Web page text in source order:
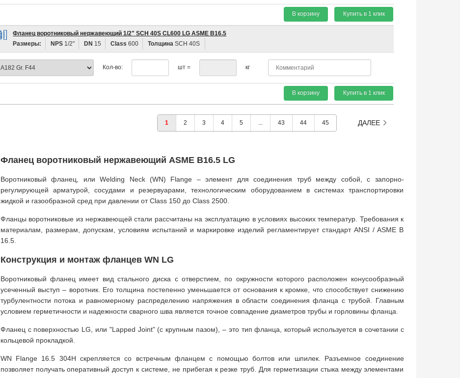
В корзину Купить в 1 клик
Фланец воротниковый нержавеющий 1/2" SCH 40S CL600 LG ASME B16.5
Размеры:
NPS 1/2" DN 15 Class 600 Толщина SCH 40S
Кол-во: шт = кг
В корзину Купить в 1 клик
1 2 3 4 5 ... 43 44 45 ДАЛЕЕ
Фланец воротниковый нержавеющий ASME B16.5 LG
Воротниковый фланец, или Welding Neck (WN) Flange – элемент для соединения труб между собой, с запорно-
регулирующей арматурой, сосудами и резервуарами, технологическим оборудованием в системах транспортировки
жидкой и газообразной сред при давлении от Class 150 до Class 2500.
Фланцы воротниковые из нержавеющей стали рассчитаны на эксплуатацию в условиях высоких температур. Требования к
материалам, размерам, допускам, условиям испытаний и маркировке изделий регламентирует стандарт ANSI / ASME B
16.5.
Конструкция и монтаж фланцев WN LG
Воротниковый фланец имеет вид стального диска с отверстием, по окружности которого расположен конусообразный
усеченный выступ – воротник. Его толщина постепенно уменьшается от основания к кромке, что способствует снижению
турбулентности потока и равномерному распределению напряжения в области соединения фланца с трубой. Главным
условием герметичности и надежности сварного шва является точное совпадение диаметров трубы и горловины фланца.
Фланец с поверхностью LG, или "Lapped Joint" (с крупным пазом), – это тип фланца, который используется в сочетании с
кольцевой прокладкой.
WN Flange 16.5 304H скрепляется со встречным фланцем с помощью болтов или шпилек. Разъемное соединение
позволяет получать оперативный доступ к системе, не прибегая к резке труб. Для герметизации стыка между элементами